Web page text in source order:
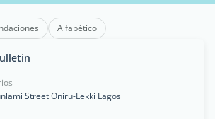
Alfabético
Street Oniru-Lekki Lagos